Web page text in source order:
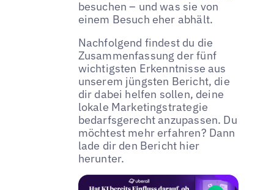
besuchen – und was sie von
einem Besuch eher abhält.
Nachfolgend findest du die
Zusammenfassung der fünf
wichtigsten Erkenntnisse aus
unserem jüngsten Bericht, die
dir dabei helfen sollen, deine
lokale Marketingstrategie
bedarfsgerecht anzupassen. Du
möchtest mehr erfahren? Dann
lade dir den Bericht hier
herunter.